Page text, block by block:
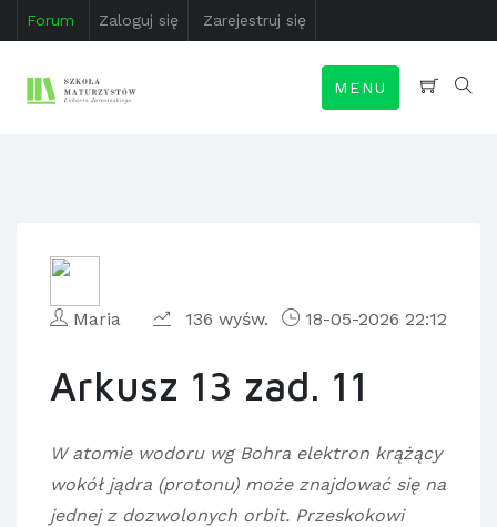
Forum Zaloguj się Zarejestruj się
MENU
Maria 136 wyśw. 18-05-2026 22:12
Arkusz 13 zad. 11
W atomie wodoru wg Bohra elektron krążący
wokół jądra (protonu) może znajdować się na
jednej z dozwolonych orbit. Przeskokowi